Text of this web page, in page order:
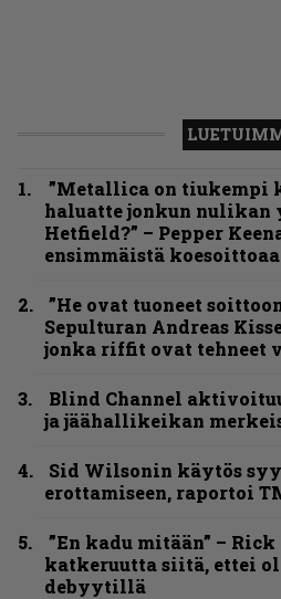
”Metallica on tiukempi
haluatte jonkun
Hetfield?” – Pepper
ensimmäistä
”He ovat tuoneet
Sepulturan Andreas
jonka riffit ovat tehneet
Blind Channel
ja jäähallikeikan
Sid Wilsonin käytös
erottamiseen, raportoi
”En kadu mitään” – Rick
katkeruutta siitä, ettei
debyytillä